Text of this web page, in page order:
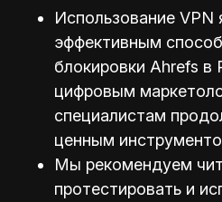
Использование VPN
эффективным
блокировки Ahrefs в
цифровым
специалистам
ценным
Мы рекомендуем
протестировать и